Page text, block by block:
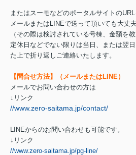
またはスーモなどのポータルサイトの
メールまたはLINEで送って頂いても大丈夫
（その際は検討されている号棟、金額を
定休日などでない限りは当日、または翌
た上で折り返しご連絡いたします。
【問合せ方法】（メールまたはLINE）
メールでお問い合わせの方は
↓リンク
//www.zero-saitama.jp/contact/
LINEからのお問い合わせも可能です。
↓リンク
//www.zero-saitama.jp/pg-line/